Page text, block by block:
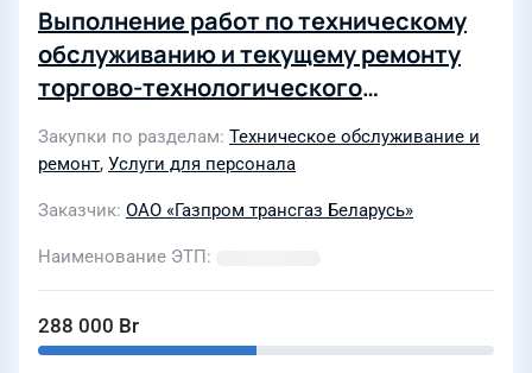
Выполнение работ по техническому
обслуживанию и текущему ремонту
торгово-технологического
оборудования в интересах филиала
«Управление по организации
«Газпром трансгаз Беларусь» в 2027
году
Закупки по разделам Техническое обслуживание и
ремонт, Услуги для персонала
Заказчик ОАО «Газпром трансгаз Беларусь»
Наименование ЭТП
288 000 Br